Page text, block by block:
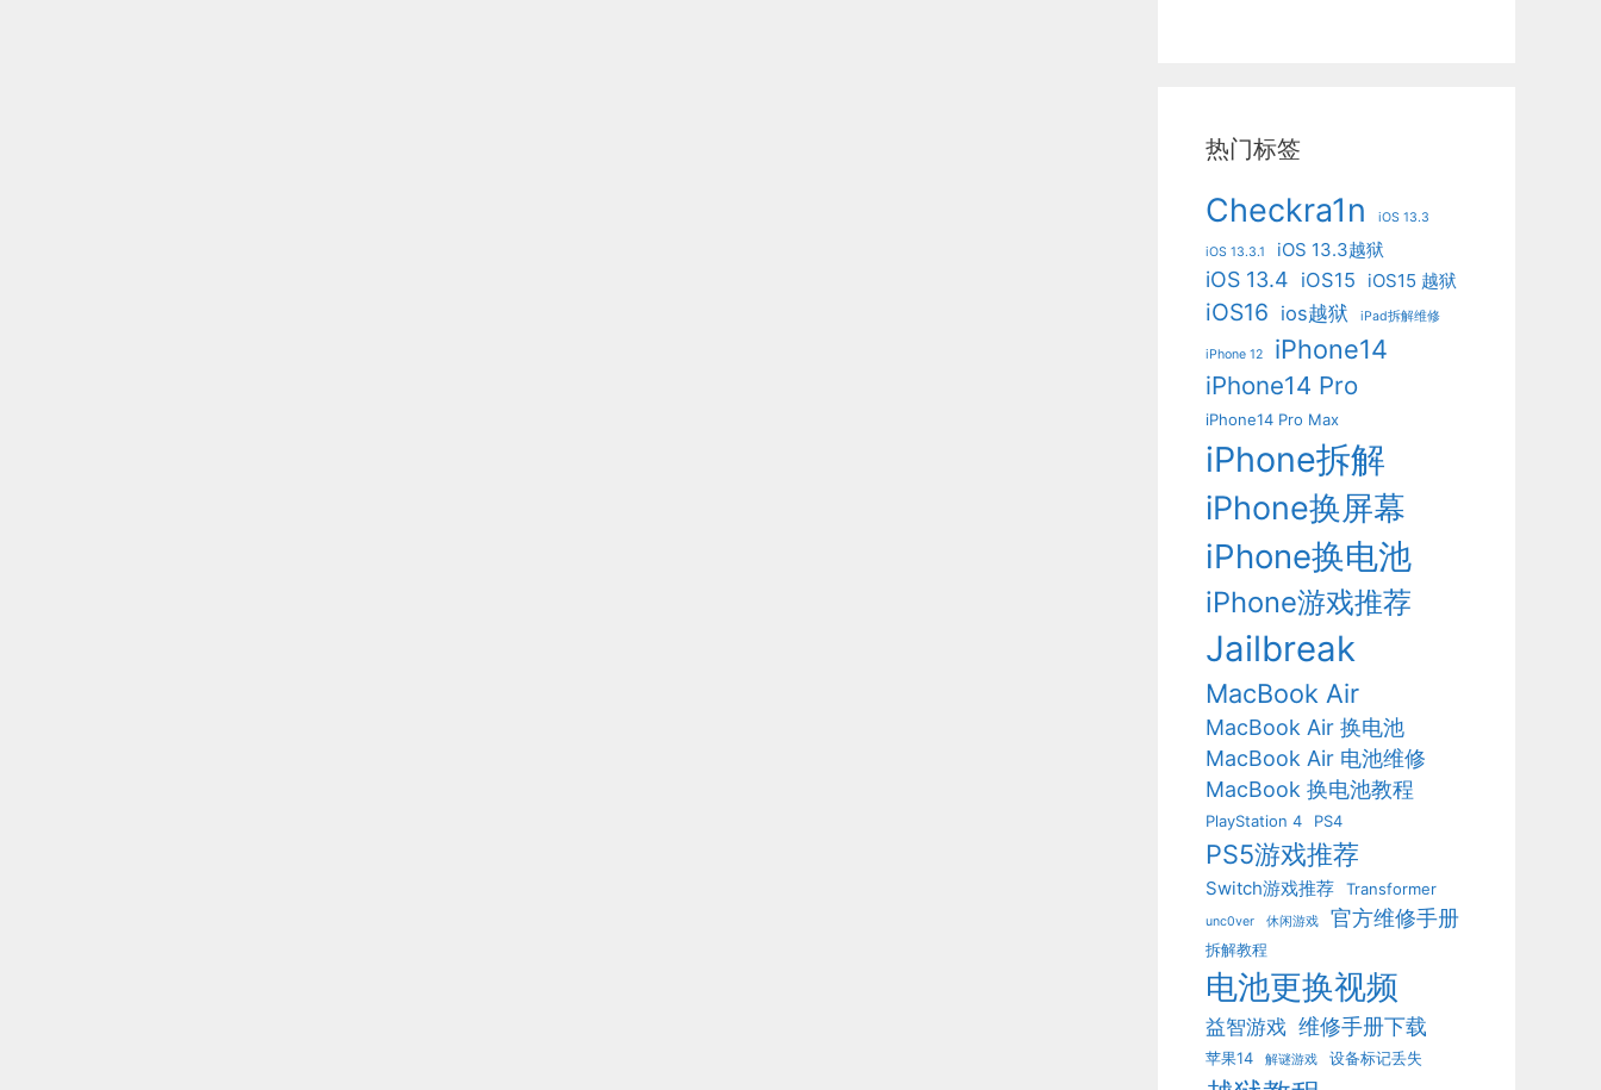
热门标签
Checkra1n iOS 13.3
iOS 13.3.1 iOS 13.3越狱
iOS 13.4 iOS15 iOS15 越狱
iOS16 ios越狱 iPad拆解维修
iPhone 12 iPhone14
iPhone14 Pro
iPhone14 Pro Max
iPhone拆解
iPhone换屏幕
iPhone换电池
iPhone游戏推荐
Jailbreak
MacBook Air
MacBook Air 换电池
MacBook Air 电池维修
MacBook 换电池教程
PlayStation 4 PS4
PS5游戏推荐
Switch游戏推荐 Transformer
unc0ver 休闲游戏 官方维修手册
拆解教程
电池更换视频
益智游戏 维修手册下载
苹果14 解谜游戏 设备标记丢失